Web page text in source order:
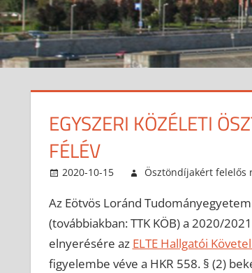
EGYSZERI KÖZÉLETI
FÉLÉV
2020-10-15 Ösztöndíjakért felelős
Az Eötvös Loránd
(továbbiakban: TTK KÖB) a 2020/
elnyerésére az ELTE Hallgatói
figyelembe véve a HKR 558. § (2)